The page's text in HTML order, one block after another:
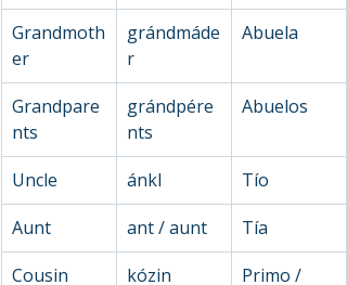
Grandmoth
er
grándmáde
r
Abuela
Grandpare
nts
grándpére
nts
Abuelos
Uncle ánkl
Tío
Aunt
ant / aunt
Tía
Cousin
kózin Primo /